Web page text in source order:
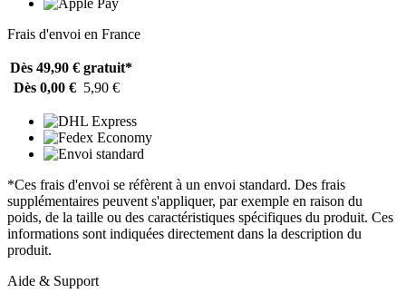
Frais d'envoi en France
Dès 49,90 € gratuit*
Dès 0,00 € 5,90 €
*Ces frais d'envoi se réfèrent à un envoi standard. Des frais
supplémentaires peuvent s'appliquer, par exemple en raison du
poids, de la taille ou des caractéristiques spécifiques du produit. Ces
informations sont indiquées directement dans la description du
produit.
Aide & Support